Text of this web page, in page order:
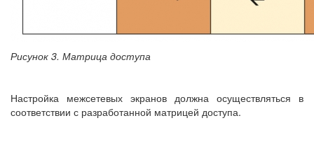
Рисунок 3. Матрица доступа
Настройка межсетевых экранов должна осуществляться в
соответствии с разработанной матрицей доступа.